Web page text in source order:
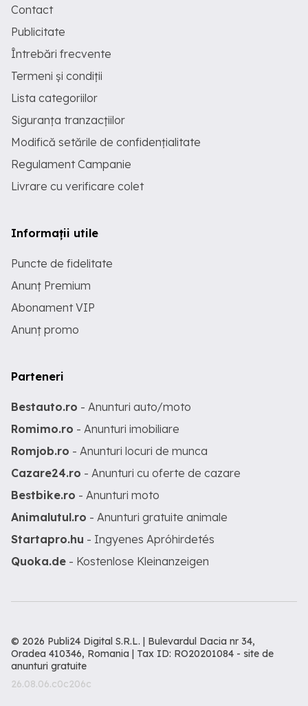
Contact
Publicitate
Întrebări frecvente
Termeni și condiții
Lista categoriilor
Siguranța tranzacțiilor
Modifică setările de confidențialitate
Regulament Campanie
Livrare cu verificare colet
Informații utile
Puncte de fidelitate
Anunț Premium
Abonament VIP
Anunț promo
Parteneri
Bestauto.ro - Anunturi auto/moto
Romimo.ro - Anunturi imobiliare
Romjob.ro - Anunturi locuri de munca
Cazare24.ro - Anunturi cu oferte de cazare
Bestbike.ro - Anunturi moto
Animalutul.ro - Anunturi gratuite animale
Startapro.hu - Ingyenes Apróhirdetés
Quoka.de - Kostenlose Kleinanzeigen
© 2026 Publi24 Digital S.R.L. | Bulevardul Dacia nr 34,
Oradea 410346, Romania | Tax ID: RO20201084 - site de
anunturi gratuite
26.08.06.c0c206c